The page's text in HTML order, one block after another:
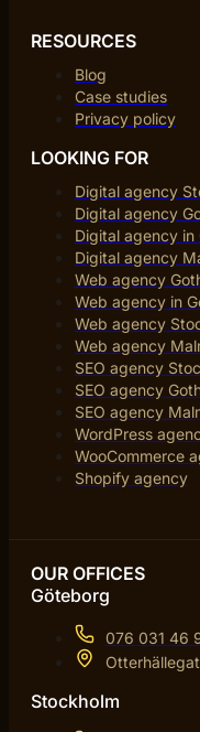
RESOURCES
Blog
Case studies
Privacy policy
LOOKING FOR
Digital agency
Digital agency
Digital agency in
Digital agency
Web agency
Web agency in
Web agency
Web agency
SEO agency
SEO agency
SEO agency
WordPress
WooCommerce
Shopify agency
OUR OFFICES
Göteborg
076 031 46
Stockholm